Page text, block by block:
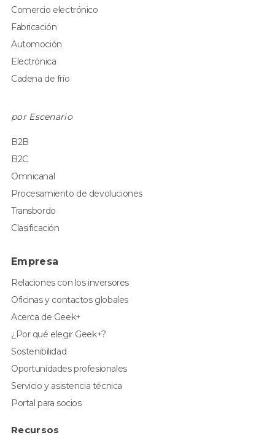
Comercio electrónico
Fabricación
Automoción
Electrónica
Cadena de frío
por Escenario
B2B
B2C
Omnicanal
Procesamiento de devoluciones
Transbordo
Clasificación
Empresa
Relaciones con los inversores
Oficinas y contactos globales
Acerca de Geek+
¿Por qué elegir Geek+?
Sostenibilidad
Oportunidades profesionales
Servicio y asistencia técnica
Portal para socios
Recursos